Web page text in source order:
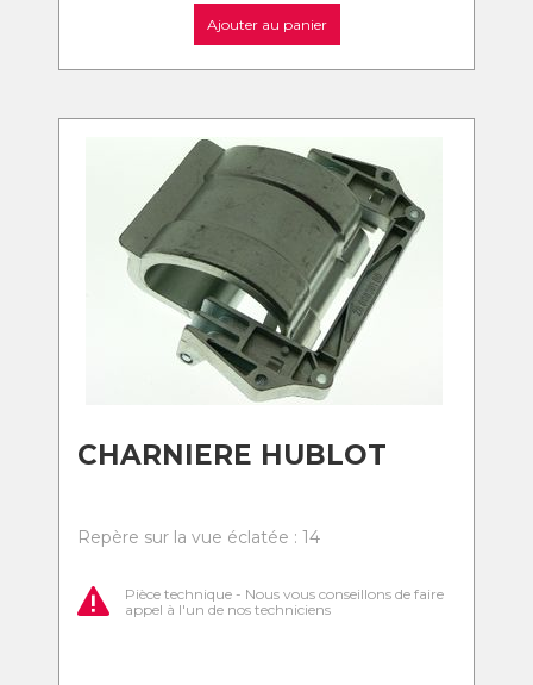
Ajouter au panier
CHARNIERE HUBLOT
Repère sur la vue éclatée : 14
Pièce technique - Nous vous conseillons de faire
appel à l'un de nos techniciens